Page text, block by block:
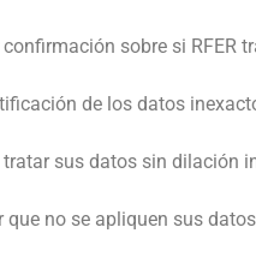
sobre si RFER
de los datos
sus datos sin dilación
no se apliquen sus